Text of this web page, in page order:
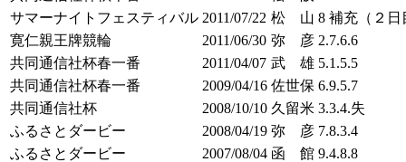
サマーナイトフェスティバル 2011/07/22 松 山 8 補充（２日
寛仁親王牌競輪
2011/06/30 弥 彦 2.7.6.6
共同通信社杯春一番
2011/04/07 武 雄 5.1.5.5
共同通信社杯春一番
2009/04/16 佐世保 6.9.5.7
共同通信社杯
2008/10/10 久留米 3.3.4.失
ふるさとダービー
2008/04/19 弥 彦 7.8.3.4
ふるさとダービー
2007/08/04 函 館 9.4.8.8